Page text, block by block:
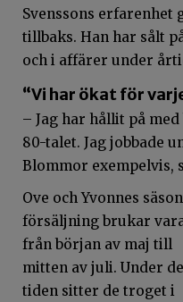
Svenssons erfarenhet
tillbaks. Han har sålt
och i affärer under
“Vi har ökat för
– Jag har hållit på
80-talet. Jag jobbade
Blommor exempelvis,
Ove och Yvonnes
försäljning brukar
från början av maj till
mitten av juli. Under
tiden sitter de troget i